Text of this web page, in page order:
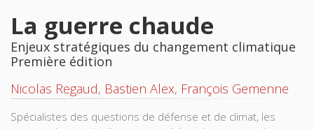
La guerre chaude
Enjeux stratégiques du changement climatique
Première édition
Nicolas Regaud, Bastien Alex, François Gemenne
Spécialistes des questions de défense et de climat, les